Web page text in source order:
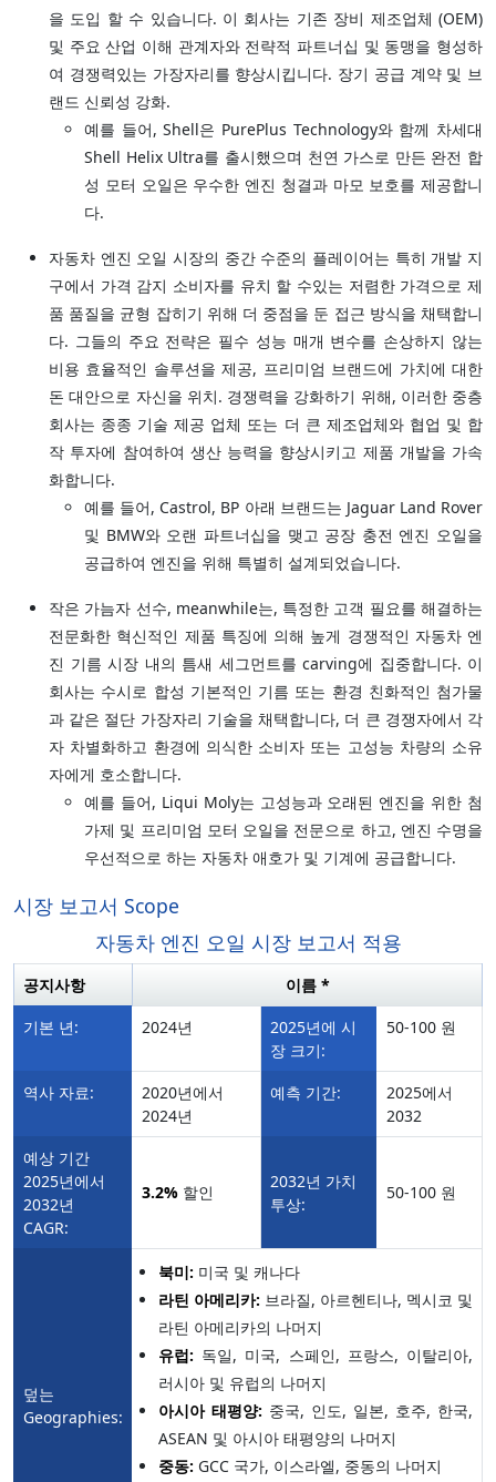
을 도입 할 수 있습니다. 이 회사는 기존 장비 제조업체 (OEM)
및 주요 산업 이해 관계자와 전략적 파트너십 및 동맹을 형성하
여 경쟁력있는 가장자리를 향상시킵니다. 장기 공급 계약 및 브
랜드 신뢰성 강화.
예를 들어, Shell은 PurePlus Technology와 함께 차세대
Shell Helix Ultra를 출시했으며 천연 가스로 만든 완전 합
성 모터 오일은 우수한 엔진 청결과 마모 보호를 제공합니
다.
자동차 엔진 오일 시장의 중간 수준의 플레이어는 특히 개발 지
구에서 가격 감지 소비자를 유치 할 수있는 저렴한 가격으로 제
품 품질을 균형 잡히기 위해 더 중점을 둔 접근 방식을 채택합니
다. 그들의 주요 전략은 필수 성능 매개 변수를 손상하지 않는
비용 효율적인 솔루션을 제공, 프리미엄 브랜드에 가치에 대한
돈 대안으로 자신을 위치. 경쟁력을 강화하기 위해, 이러한 중층
회사는 종종 기술 제공 업체 또는 더 큰 제조업체와 협업 및 합
작 투자에 참여하여 생산 능력을 향상시키고 제품 개발을 가속
화합니다.
예를 들어, Castrol, BP 아래 브랜드는 Jaguar Land Rover
및 BMW와 오랜 파트너십을 맺고 공장 충전 엔진 오일을
공급하여 엔진을 위해 특별히 설계되었습니다.
작은 가늠자 선수, meanwhile는, 특정한 고객 필요를 해결하는
전문화한 혁신적인 제품 특징에 의해 높게 경쟁적인 자동차 엔
진 기름 시장 내의 틈새 세그먼트를 carving에 집중합니다. 이
회사는 수시로 합성 기본적인 기름 또는 환경 친화적인 첨가물
과 같은 절단 가장자리 기술을 채택합니다, 더 큰 경쟁자에서 각
자 차별화하고 환경에 의식한 소비자 또는 고성능 차량의 소유
자에게 호소합니다.
예를 들어, Liqui Moly는 고성능과 오래된 엔진을 위한 첨
가제 및 프리미엄 모터 오일을 전문으로 하고, 엔진 수명을
우선적으로 하는 자동차 애호가 및 기계에 공급합니다.
시장 보고서 Scope
자동차 엔진 오일 시장 보고서 적용
공지사항
이름 *
기본 년:
2024년
2025년에 시
장 크기:
50-100 원
역사 자료:
2020년에서
2024년
예측 기간:
2025에서
2032
예상 기간
2025년에서
2032년
CAGR:
3.2% 할인
2032년 가치
투상:
50-100 원
덮는
Geographies:
북미: 미국 및 캐나다
라틴 아메리카: 브라질, 아르헨티나, 멕시코 및
라틴 아메리카의 나머지
유럽: 독일, 미국, 스페인, 프랑스, 이탈리아,
러시아 및 유럽의 나머지
아시아 태평양: 중국, 인도, 일본, 호주, 한국,
ASEAN 및 아시아 태평양의 나머지
중동: GCC 국가, 이스라엘, 중동의 나머지